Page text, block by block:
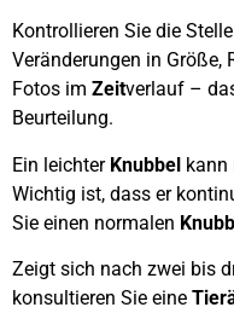
Kontrollieren Sie die
Veränderungen in Größe,
Fotos im Zeitverlauf –
Beurteilung.
Ein leichter Knubbel kann
Wichtig ist, dass er
Sie einen normalen
Zeigt sich nach zwei bis
konsultieren Sie eine